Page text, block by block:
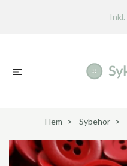
Inkl.
Hem Sybehör